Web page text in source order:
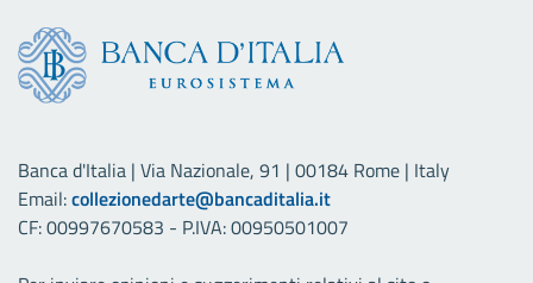
Banca d'Italia | Via Nazionale, 91 | 00184 Rome | Italy
Email:collezionedarte@bancaditalia.it
CF: 00997670583 - P.IVA: 00950501007